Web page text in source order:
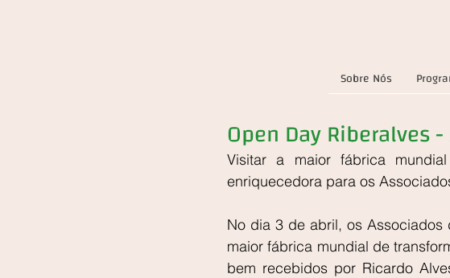
Sobre Nós
Open Day Riberalves
Visitar a maior fábrica
enriquecedora para os
No dia 3 de abril, os Associados
maior fábrica mundial de
bem recebidos por Ricardo